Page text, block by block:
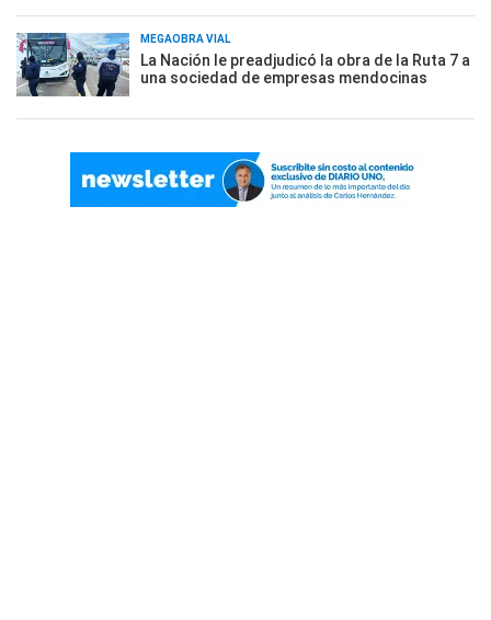
MEGAOBRA VIAL
La Nación le preadjudicó la obra de la Ruta 7 a
una sociedad de empresas mendocinas